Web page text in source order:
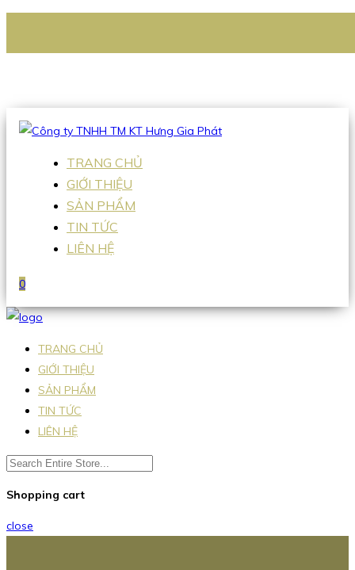
Hotline:0938 336 079
TRANG CHỦ
GIỚI THIỆU
SẢN PHẨM
TIN TỨC
LIÊN HỆ
0
TRANG CHỦ
GIỚI THIỆU
SẢN PHẨM
TIN TỨC
LIÊN HỆ
Shopping cart
close